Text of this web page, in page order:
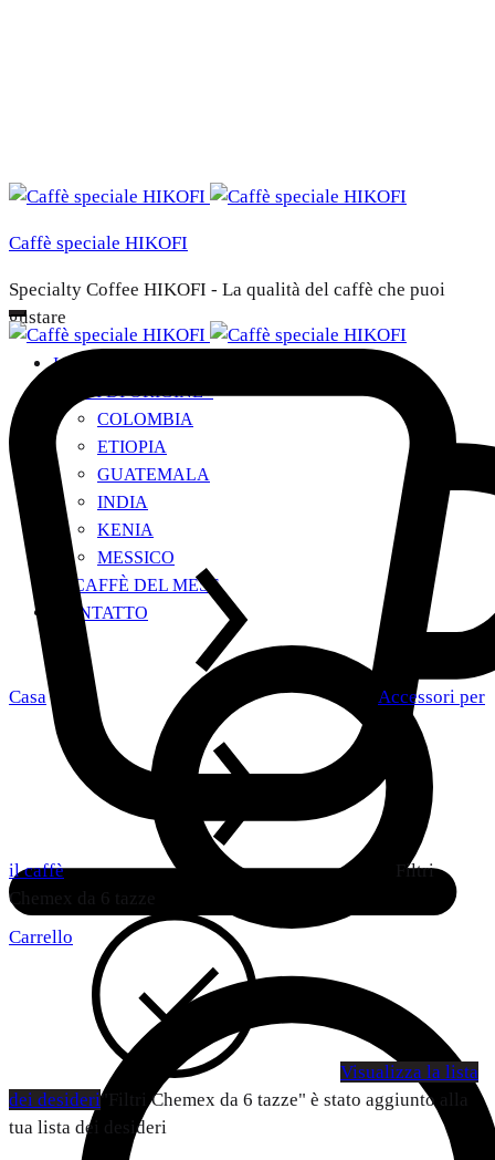
Caffè speciale HIKOFI
Specialty Coffee HIKOFI - La qualità del caffè che puoi
gustare
I NOSTRI CAFFÈ
PAESI DI ORIGINE+
COLOMBIA
ETIOPIA
GUATEMALA
INDIA
KENIA
MESSICO
IL CAFFÈ DEL MESE
CONTATTO
Carrello
Casa Accessori per
il caffè
Filtri
Chemex da 6 tazze
Visualizza la lista
dei desideri"Filtri Chemex da 6 tazze" è stato aggiunto alla
tua lista dei desideri